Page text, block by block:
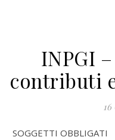
INPGI
contributi
16
SOGGETTI OBBLIGATI